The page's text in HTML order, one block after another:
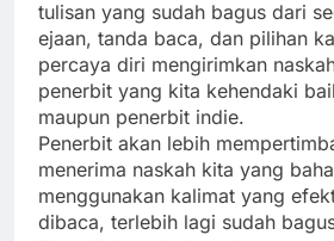
tulisan yang sudah bagus dari
ejaan, tanda baca, dan pilihan
percaya diri mengirimkan
penerbit yang kita kehendaki
maupun penerbit indie.
Penerbit akan lebih
menerima naskah kita yang
menggunakan kalimat yang
dibaca, terlebih lagi sudah